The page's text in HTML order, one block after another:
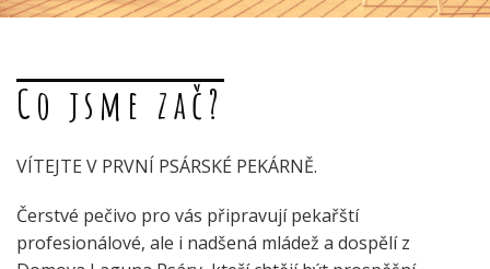
Co jsme zač?
VÍTEJTE V PRVNÍ PSÁRSKÉ PEKÁRNĚ.
Čerstvé pečivo pro vás připravují pekařští
profesionálové, ale i nadšená mládež a dospělí z